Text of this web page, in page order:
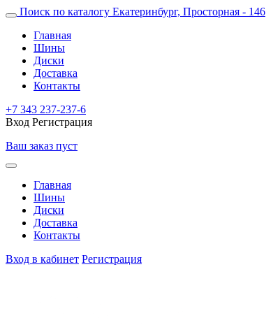
Поиск по каталогу Екатеринбург, Просторная - 146
Главная
Шины
Диски
Доставка
Контакты
+7 343 237-237-6
Вход Регистрация
Ваш заказ пуст
Главная
Шины
Диски
Доставка
Контакты
Вход в кабинет Регистрация